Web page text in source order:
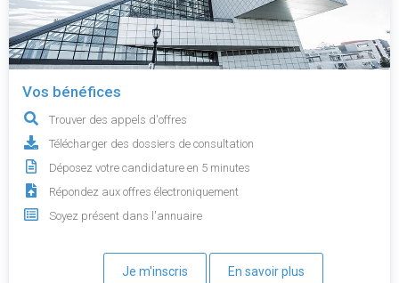
Vos bénéfices
Trouver des appels d'offres
Télécharger des dossiers de consultation
Déposez votre candidature en 5 minutes
Répondez aux offres électroniquement
Soyez présent dans l'annuaire
Je m'inscris En savoir plus